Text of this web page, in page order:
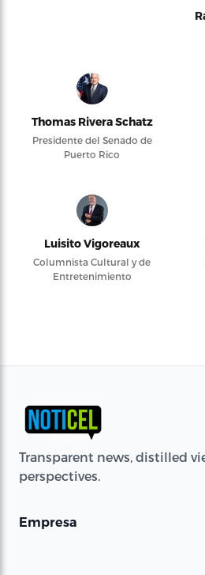
Thomas Rivera Schatz
Presidente del Senado de
Puerto Rico
Luisito Vigoreaux
Columnista Cultural y de
Entretenimiento
Transparent news, distilled
perspectives.
Empresa